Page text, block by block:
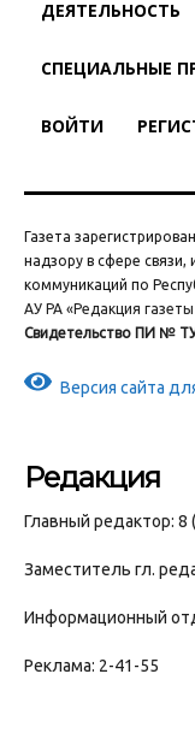
ДЕЯТЕЛЬНОСТЬ
СПЕЦИАЛЬНЫЕ
ВОЙТИ
Газета
надзору в сфере
коммуникаций по
АУ РА «Редакция
Свидетельство ПИ №
Версия сайта
Редакция
Главный редактор: 8
Заместитель гл.
Информационный
Реклама: 2-41-55